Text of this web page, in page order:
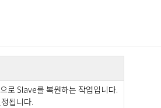
로 Slave를 복원하는 작업입니다.
됩니다.